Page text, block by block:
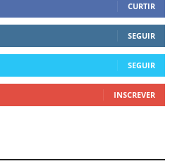
CURTIR
SEGUIR
SEGUIR
INSCREVER